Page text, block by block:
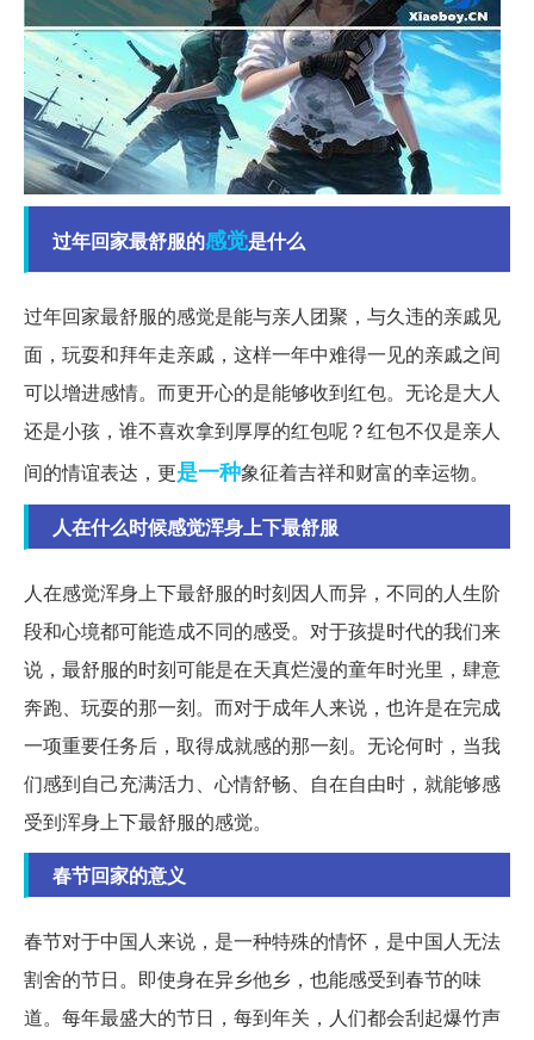
过年回家最舒服的感觉是什么
过年回家最舒服的感觉是能与亲人团聚，与久违的亲戚见
面，玩耍和拜年走亲戚，这样一年中难得一见的亲戚之间
可以增进感情。而更开心的是能够收到红包。无论是大人
还是小孩，谁不喜欢拿到厚厚的红包呢？红包不仅是亲人
间的情谊表达，更是一种象征着吉祥和财富的幸运物。
人在什么时候感觉浑身上下最舒服
人在感觉浑身上下最舒服的时刻因人而异，不同的人生阶
段和心境都可能造成不同的感受。对于孩提时代的我们来
说，最舒服的时刻可能是在天真烂漫的童年时光里，肆意
奔跑、玩耍的那一刻。而对于成年人来说，也许是在完成
一项重要任务后，取得成就感的那一刻。无论何时，当我
们感到自己充满活力、心情舒畅、自在自由时，就能够感
受到浑身上下最舒服的感觉。
春节回家的意义
春节对于中国人来说，是一种特殊的情怀，是中国人无法
割舍的节日。即使身在异乡他乡，也能感受到春节的味
道。每年最盛大的节日，每到年关，人们都会刮起爆竹声